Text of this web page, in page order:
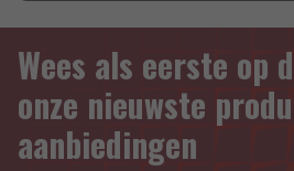
Wees als eerste op
onze nieuwste
aanbiedingen